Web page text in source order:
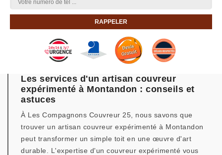
Les services d'un artisan couvreur
expérimenté à Montandon : conseils et
astuces
À Les Compagnons Couvreur 25, nous savons que
trouver un artisan couvreur expérimenté à Montandon
peut transformer un simple toit en une œuvre d'art
durable. L'expertise d'un couvreur expérimenté vous